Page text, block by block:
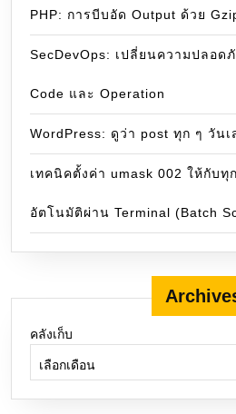
PHP: การบีบอัด Output ด้วย
SecDevOps: เปลี่ยนความปลอด
Code และ Operation
WordPress: ดูว่า post ทุก ๆ วันเ
เทคนิคตั้งค่า umask 002 ให้กับทุ
อัตโนมัติผ่าน Terminal (Batch
คลังเก็บ